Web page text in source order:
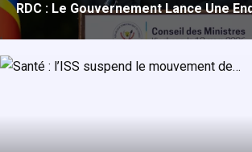
RDC : Le Gouvernement Lance Une